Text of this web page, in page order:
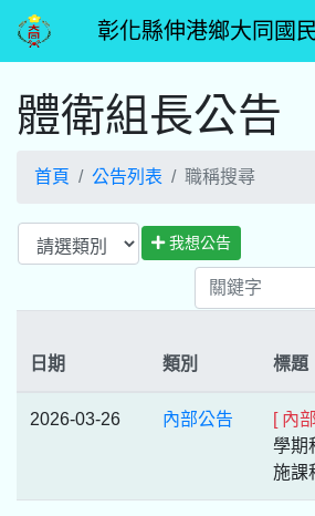
彰化縣伸港鄉大同國
體衛組長公告
首頁 公告列表 職稱搜尋
我想公告
日期 類別 標題
2026-03-26 內部公告 [ 內
學期
施課